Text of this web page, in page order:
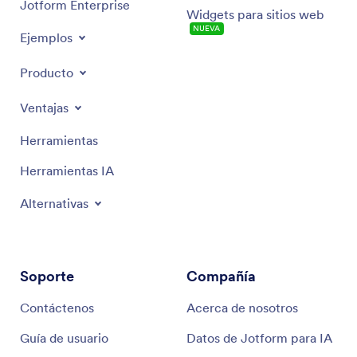
Jotform Enterprise
Ejemplos
Producto
Ventajas
Herramientas
Herramientas IA
Alternativas
Widgets para sitios web
NUEVA
Soporte
Contáctenos
Guía de usuario
Compañía
Acerca de nosotros
Datos de Jotform para IA